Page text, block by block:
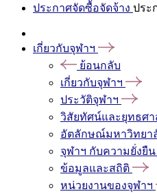
ประกาศจัดซื้อจัดจ้าง ประ
เกี่ยวกับจุฬาฯ
ย้อนกลับ
เกี่ยวกับจุฬาฯ
ประวัติจุฬาฯ
วิสัยทัศน์และยุทธศา
อัตลักษณ์มหาวิทยา
จุฬาฯ กับความยั่งยืน
ข้อมูลและสถิติ
หน่วยงานของจุฬาฯ